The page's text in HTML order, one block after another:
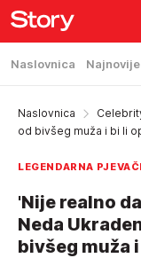
Naslovnica Najnovije
Naslovnica
od bivšeg muža i bi li
LEGENDARNA
'Nije realno
Neda
bivšeg muža